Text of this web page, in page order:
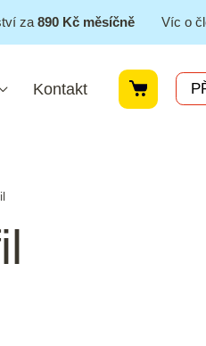
za 890 Kč měsíčně Víc o
Kontakt